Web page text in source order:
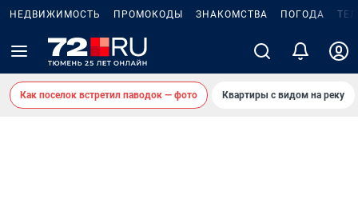
НЕДВИЖИМОСТЬ ПРОМОКОДЫ ЗНАКОМСТВА ПОГОДА
Как поселок встретил паводок — фото Квартиры с видом на реку